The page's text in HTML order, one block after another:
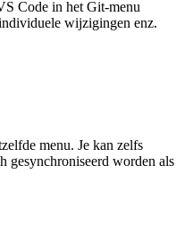
Code in het Git-menu
wijzigingen enz.
menu. Je kan zelfs
gesynchroniseerd worden als